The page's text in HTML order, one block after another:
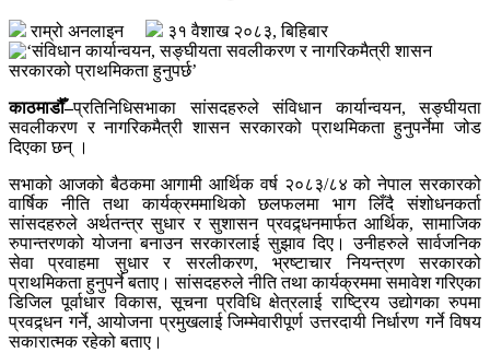
राम्रो अनलाइन ३१ वैशाख २०८३, बिहिबार
काठमाडौँ–प्रतिनिधिसभाका सांसदहरुले संविधान कार्यान्वयन, सङ्घीयता
सवलीकरण र नागरिकमैत्री शासन सरकारको प्राथमिकता हुनुपर्नेमा जोड
दिएका छन् ।
सभाको आजको बैठकमा आगामी आर्थिक वर्ष २०८३/८४ को नेपाल सरकारको
वार्षिक नीति तथा कार्यक्रममाथिको छलफलमा भाग लिँदै संशोधनकर्ता
सांसदहरुले अर्थतन्त्र सुधार र सुशासन प्रवद्र्धनमार्फत आर्थिक, सामाजिक
रुपान्तरणको योजना बनाउन सरकारलाई सुझाव दिए। उनीहरुले सार्वजनिक
सेवा प्रवाहमा सुधार र सरलीकरण, भ्रष्टाचार नियन्त्रण सरकारको
प्राथमिकता हुनुपर्ने बताए। सांसदहरुले नीति तथा कार्यक्रममा समावेश गरिएका
डिजिल पूर्वाधार विकास, सूचना प्रविधि क्षेत्रलाई राष्ट्रिय उद्योगका रुपमा
प्रवद्र्धन गर्ने, आयोजना प्रमुखलाई जिम्मेवारीपूर्ण उत्तरदायी निर्धारण गर्ने विषय
सकारात्मक रहेको बताए।